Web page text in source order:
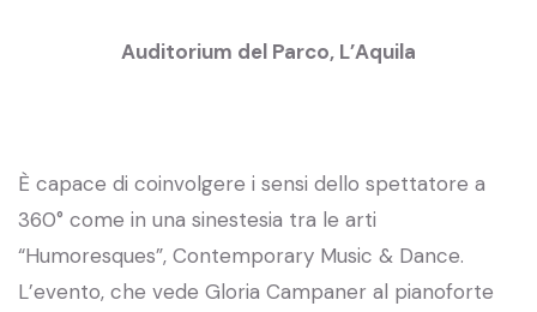
Auditorium del Parco, L’Aquila
È capace di coinvolgere i sensi dello spettatore a
360° come in una sinestesia tra le arti
“Humoresques”, Contemporary Music & Dance.
L’evento, che vede Gloria Campaner al pianoforte